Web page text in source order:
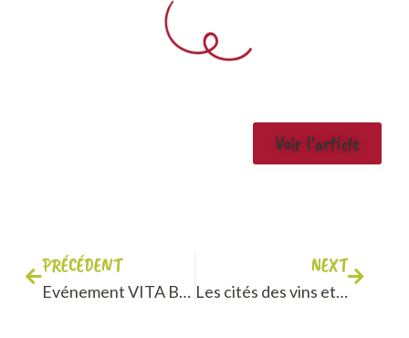
Voir l'article
PRÉCÉDENT
Evénement VITA Bourgogne, déjà 1 an !
NEXT
Les cités des vins et des Climats de Bourgogne : Beaune, Mâcon et Chablis